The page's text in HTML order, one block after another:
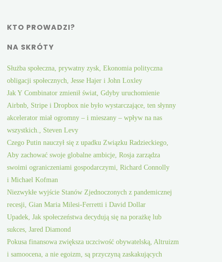
KTO PROWADZI?
NA SKRÓTY
Służba społeczna, prywatny zysk, Ekonomia polityczna
obligacji społecznych, Jesse Hajer i John Loxley
Jak Y Combinator zmienił świat, Gdyby uruchomienie
Airbnb, Stripe i Dropbox nie było wystarczające, ten słynny
akcelerator miał ogromny – i mieszany – wpływ na nas
wszystkich., Steven Levy
Czego Putin nauczył się z upadku Związku Radzieckiego,
Aby zachować swoje globalne ambicje, Rosja zarządza
swoimi ograniczeniami gospodarczymi, Richard Connolly
i Michael Kofman
Niezwykłe wyjście Stanów Zjednoczonych z pandemicznej
recesji, Gian Maria Milesi-Ferretti i David Dollar
Upadek, Jak społeczeństwa decydują się na porażkę lub
sukces, Jared Diamond
Pokusa finansowa zwiększa uczciwość obywatelską, Altruizm
i samoocena, a nie egoizm, są przyczyną zaskakujących